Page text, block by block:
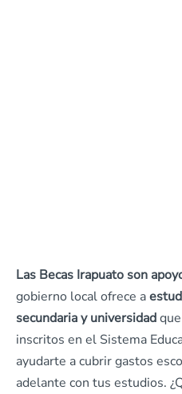
Las Becas Irapuato son
gobierno local ofrece a
secundaria y universidad
inscritos en el Sistema
ayudarte a cubrir gastos
adelante con tus estudios.